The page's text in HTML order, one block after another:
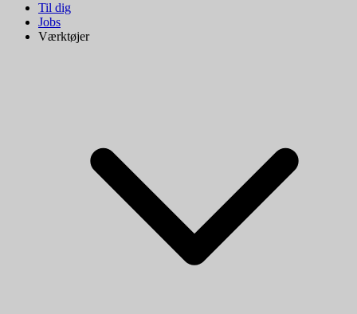
Til dig
Jobs
Værktøjer